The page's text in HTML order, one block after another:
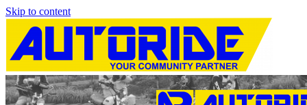
Skip to content